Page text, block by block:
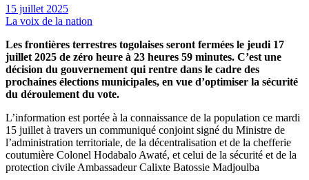
15 juillet 2025
La voix de la nation
Les frontières terrestres togolaises seront fermées le jeudi 17
juillet 2025 de zéro heure à 23 heures 59 minutes. C’est une
décision du gouvernement qui rentre dans le cadre des
prochaines élections municipales, en vue d’optimiser la sécurité
du déroulement du vote.
L’information est portée à la connaissance de la population ce mardi
15 juillet à travers un communiqué conjoint signé du Ministre de
l’administration territoriale, de la décentralisation et de la chefferie
coutumière Colonel Hodabalo Awaté, et celui de la sécurité et de la
protection civile Ambassadeur Calixte Batossie Madjoulba